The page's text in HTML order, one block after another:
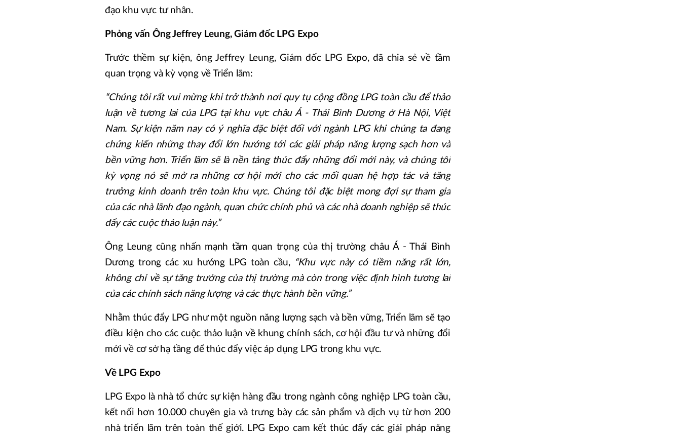
đạo khu vực tư nhân.
Phỏng vấn Ông Jeffrey Leung, Giám đốc LPG Expo
Trước thềm sự kiện, ông Jeffrey Leung, Giám đốc LPG Expo, đã chia sẻ về tầm
quan trọng và kỳ vọng về Triển lãm:
“Chúng tôi rất vui mừng khi trở thành nơi quy tụ cộng đồng LPG toàn cầu để thảo
luận về tương lai của LPG tại khu vực châu Á - Thái Bình Dương ở Hà Nội, Việt
Nam. Sự kiện năm nay có ý nghĩa đặc biệt đối với ngành LPG khi chúng ta đang
chứng kiến những thay đổi lớn hướng tới các giải pháp năng lượng sạch hơn và
bền vững hơn. Triển lãm sẽ là nền tảng thúc đẩy những đổi mới này, và chúng tôi
kỳ vọng nó sẽ mở ra những cơ hội mới cho các mối quan hệ hợp tác và tăng
trưởng kinh doanh trên toàn khu vực. Chúng tôi đặc biệt mong đợi sự tham gia
của các nhà lãnh đạo ngành, quan chức chính phủ và các nhà doanh nghiệp sẽ thúc
đẩy các cuộc thảo luận này.”
Ông Leung cũng nhấn mạnh tầm quan trọng của thị trường châu Á - Thái Bình
Dương trong các xu hướng LPG toàn cầu, “Khu vực này có tiềm năng rất lớn,
không chỉ về sự tăng trưởng của thị trường mà còn trong việc định hình tương lai
của các chính sách năng lượng và các thực hành bền vững.”
Nhằm thúc đẩy LPG như một nguồn năng lượng sạch và bền vững, Triển lãm sẽ tạo
điều kiện cho các cuộc thảo luận về khung chính sách, cơ hội đầu tư và những đổi
mới về cơ sở hạ tầng để thúc đẩy việc áp dụng LPG trong khu vực.
Về LPG Expo
LPG Expo là nhà tổ chức sự kiện hàng đầu trong ngành công nghiệp LPG toàn cầu,
kết nối hơn 10.000 chuyên gia và trưng bày các sản phẩm và dịch vụ từ hơn 200
nhà triển lãm trên toàn thế giới. LPG Expo cam kết thúc đẩy các giải pháp năng